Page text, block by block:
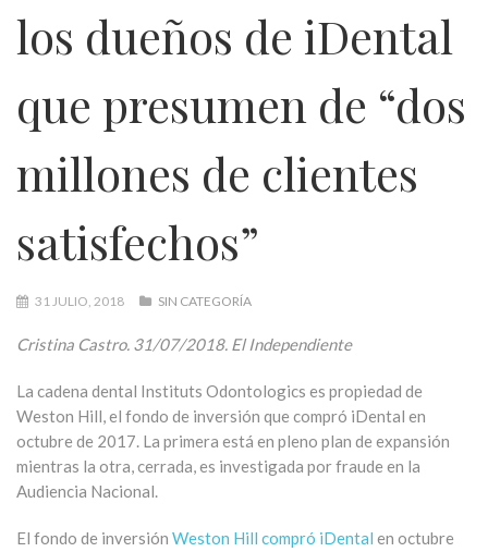
los dueños de iDental
que presumen de “dos
millones de clientes
satisfechos”
31 JULIO, 2018 SIN CATEGORÍA
Cristina Castro. 31/07/2018. El Independiente
La cadena dental Instituts Odontologics es propiedad de
Weston Hill, el fondo de inversión que compró iDental en
octubre de 2017. La primera está en pleno plan de expansión
mientras la otra, cerrada, es investigada por fraude en la
Audiencia Nacional.
El fondo de inversión Weston Hill compró iDental en octubre